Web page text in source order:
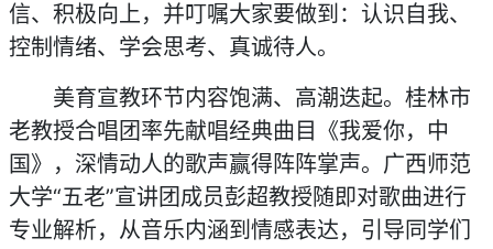
信、积极向上，并叮嘱大家要做到：认识自我、
控制情绪、学会思考、真诚待人。
美育宣教环节内容饱满、高潮迭起。桂林市
老教授合唱团率先献唱经典曲目《我爱你，中
国》，深情动人的歌声赢得阵阵掌声。广西师范
大学“五老”宣讲团成员彭超教授随即对歌曲进行
专业解析，从音乐内涵到情感表达，引导同学们